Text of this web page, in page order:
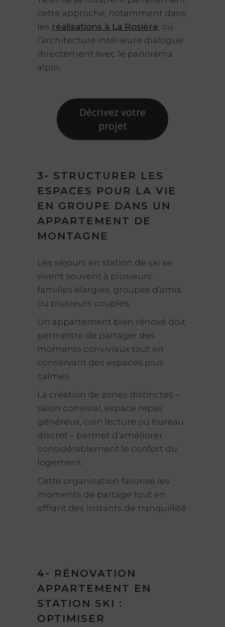
cette approche, notamment dans
les réalisations à La Rosière , où
l’architecture intérieure dialogue
directement avec le panorama
alpin.
Décrivez votre
projet
3- STRUCTURER LES
ESPACES POUR LA VIE
EN GROUPE DANS UN
APPARTEMENT DE
MONTAGNE
Les séjours en station de ski se
vivent souvent à plusieurs :
familles élargies, groupes d’amis
ou plusieurs couples.
Un appartement bien rénové doit
permettre de partager des
moments conviviaux tout en
conservant des espaces plus
calmes.
La création de zones distinctes –
salon convivial, espace repas
généreux, coin lecture ou bureau
discret – permet d’améliorer
considérablement le confort du
logement.
Cette organisation favorise les
moments de partage tout en
offrant des instants de tranquillité.
4- RÉNOVATION
APPARTEMENT EN
STATION SKI :
OPTIMISER